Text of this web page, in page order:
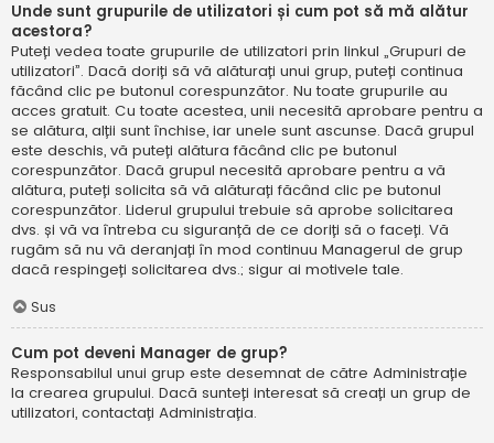
Unde sunt grupurile de utilizatori și cum pot să mă alătur
acestora?
Puteți vedea toate grupurile de utilizatori prin linkul „Grupuri de
utilizatori”. Dacă doriți să vă alăturați unui grup, puteți continua
făcând clic pe butonul corespunzător. Nu toate grupurile au
acces gratuit. Cu toate acestea, unii necesită aprobare pentru a
se alătura, alții sunt închise, iar unele sunt ascunse. Dacă grupul
este deschis, vă puteți alătura făcând clic pe butonul
corespunzător. Dacă grupul necesită aprobare pentru a vă
alătura, puteți solicita să vă alăturați făcând clic pe butonul
corespunzător. Liderul grupului trebuie să aprobe solicitarea
dvs. și vă va întreba cu siguranță de ce doriți să o faceți. Vă
rugăm să nu vă deranjați în mod continuu Managerul de grup
dacă respingeți solicitarea dvs.; sigur ai motivele tale.
Sus
Cum pot deveni Manager de grup?
Responsabilul unui grup este desemnat de către Administrație
la crearea grupului. Dacă sunteți interesat să creați un grup de
utilizatori, contactați Administrația.